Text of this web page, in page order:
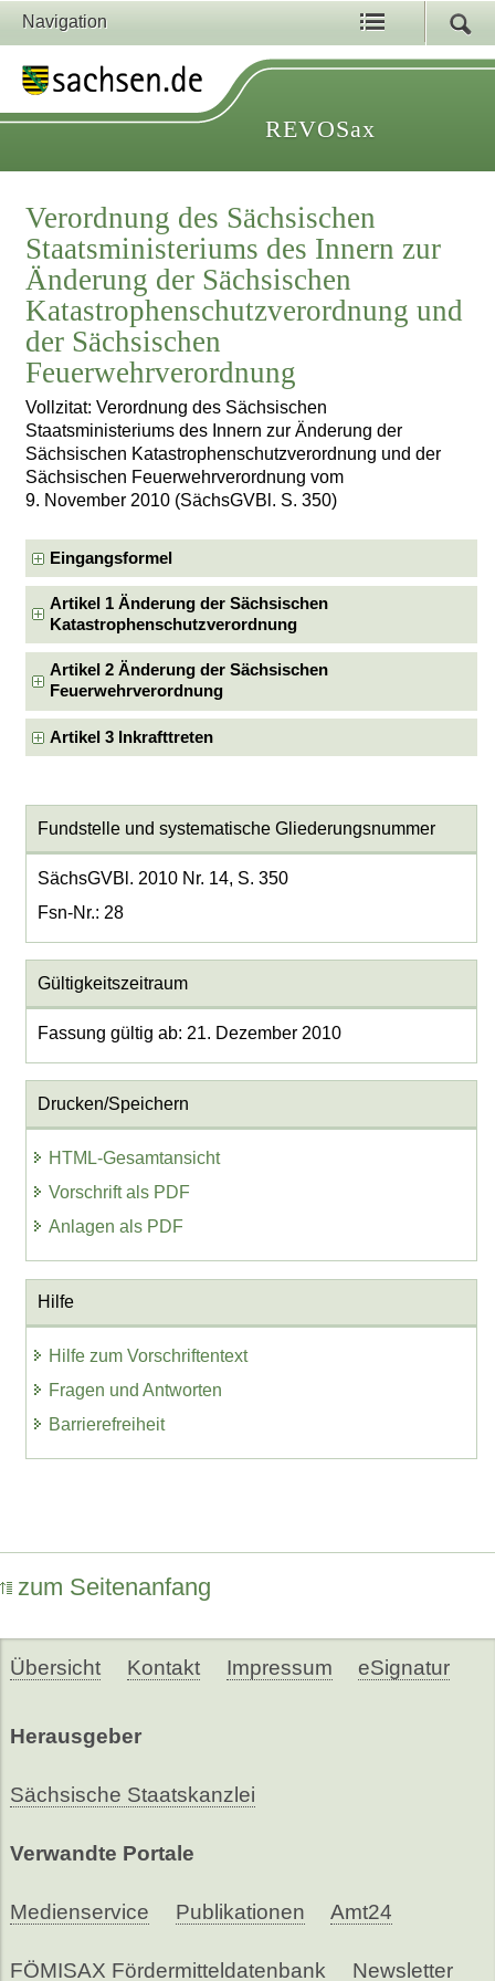
Navigation
REVOSax
Verordnung des Sächsischen
Staatsministeriums des Innern zur
Änderung der Sächsischen
Katastrophenschutzverordnung und
der Sächsischen
Feuerwehrverordnung
Vollzitat: Verordnung des Sächsischen
Staatsministeriums des Innern zur Änderung der
Sächsischen Katastrophenschutzverordnung und der
Sächsischen Feuerwehrverordnung vom
9. November 2010 (SächsGVBl. S. 350)
Eingangsformel
Artikel 1 Änderung der Sächsischen
Katastrophenschutzverordnung
Artikel 2 Änderung der Sächsischen
Feuerwehrverordnung
Artikel 3 Inkrafttreten
Fundstelle und systematische Gliederungsnummer
SächsGVBl. 2010 Nr. 14, S. 350
Fsn-Nr.: 28
Gültigkeitszeitraum
Fassung gültig ab: 21. Dezember 2010
Drucken/Speichern
HTML-Gesamtansicht
Vorschrift als PDF
Anlagen als PDF
Hilfe
Hilfe zum Vorschriftentext
Fragen und Antworten
Barrierefreiheit
zum Seitenanfang
Übersicht Kontakt Impressum eSignatur
Herausgeber
Sächsische Staatskanzlei
Verwandte Portale
Medienservice Publikationen Amt24
FÖMISAX Fördermitteldatenbank Newsletter